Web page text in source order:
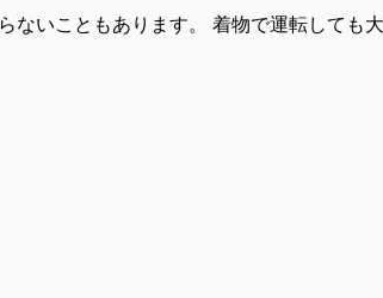
いこともあります。 着物で運転しても